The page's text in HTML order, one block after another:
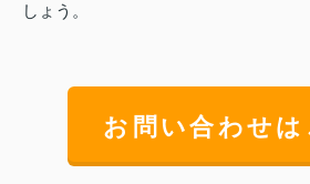
しょう。
お問い合わせは